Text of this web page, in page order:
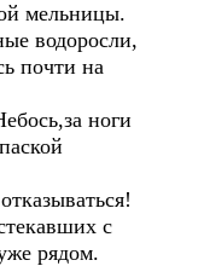
мельницы.
водоросли,
почти на
ноги
с
рядом.